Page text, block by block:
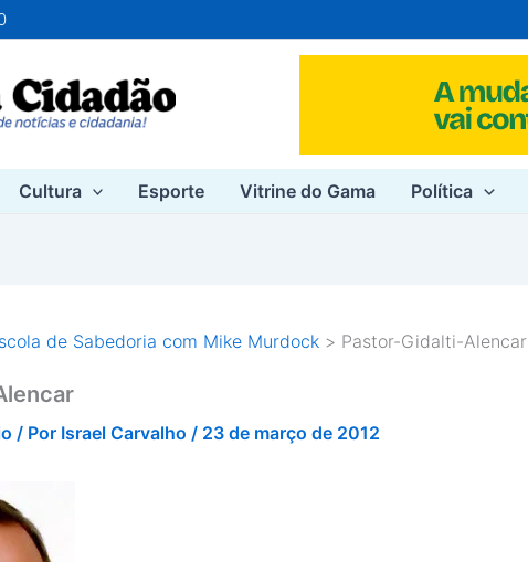
Cultura Esporte Vitrine do Gama Política
de Sabedoria com Mike Murdock Pastor-Gidalti-Alencar
/ Por Israel Carvalho / 23 de março de 2012